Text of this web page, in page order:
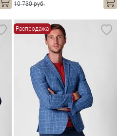
10 730 руб.
Распродажа